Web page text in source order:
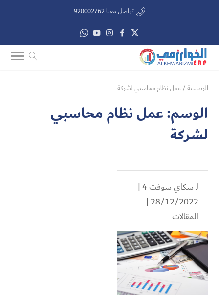
تواصل معنا 920002762
الرئيسية/عمل نظام محاسبي لشركة
الوسم:عمل نظام محاسبي
لشركة
لـسكاي سوفت 4
|
28/12/2022 |
المقالات